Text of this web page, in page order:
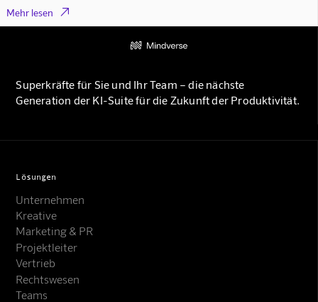
Mehr lesen 
Superkräfte für Sie und Ihr Team – die nächste
Generation der KI-Suite für die Zukunft der Produktivität.
Lösungen
Unternehmen
Kreative
Marketing & PR
Projektleiter
Vertrieb
Rechtswesen
Teams